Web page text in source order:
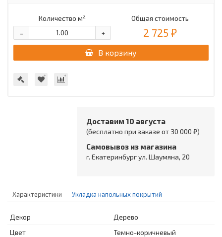
Количество м2
+
-
Общая стоимость
2 725 ₽
В корзину
Доставим 10 августа
(бесплатно при заказе от 30 000 ₽)
Самовывоз из магазина
г. Екатеринбург ул. Шаумяна, 20
Характеристики Укладка напольных покрытий
Декор
Дерево
Цвет
Темно-коричневый